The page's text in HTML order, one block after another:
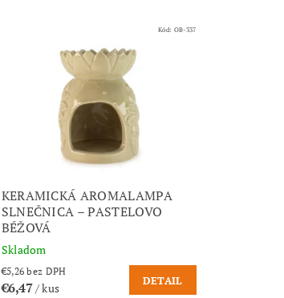
Kód: OB-337
KERAMICKÁ AROMALAMPA
SLNEČNICA – PASTELOVO
BÉŽOVÁ
Skladom
€5,26 bez DPH
€6,47/ kus
DETAIL